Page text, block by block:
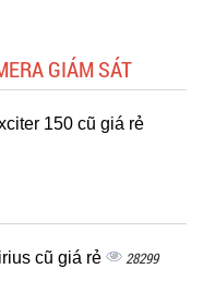
GIÁM SÁT
150 cũ giá rẻ
cũ giá rẻ 28299